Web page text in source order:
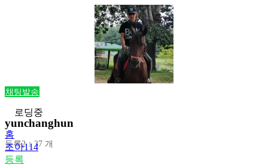
채팅발송
yunchanghun
등록2：37 개
로딩중
홈
조아114
등록